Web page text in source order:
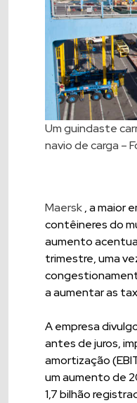
Um guindaste
navio de carga –
Maersk, a maior
contêineres do
aumento
trimestre, uma
a aumentar as
A empresa
antes de juros,
amortização
um aumento de
1,7 bilhão